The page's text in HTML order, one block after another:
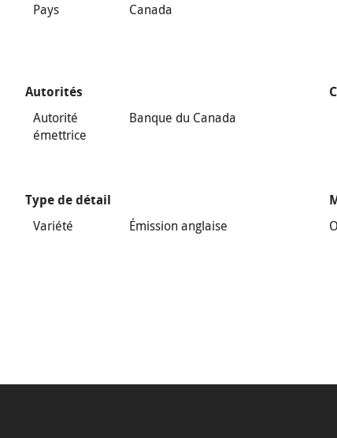
Pays Canada
Autorités
Autorité
émettrice
Banque du Canada
Type de détail
Variété Émission anglaise